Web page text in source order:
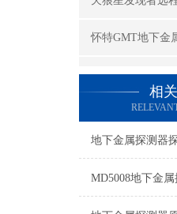
怀特GMT地下金
怀特TM-808地下
查看
相
MD5008地下金